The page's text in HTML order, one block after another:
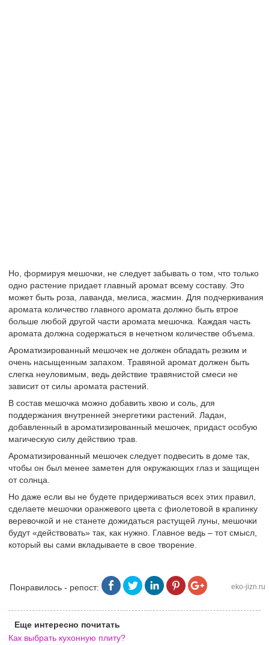
Но, формируя мешочки, не следует забывать о том, что только
одно растение придает главный аромат всему составу. Это
может быть роза, лаванда, мелиса, жасмин. Для подчеркивания
аромата количество главного аромата должно быть втрое
больше любой другой части аромата мешочка. Каждая часть
аромата должна содержаться в нечетном количестве объема.
Ароматизированный мешочек не должен обладать резким и
очень насыщенным запахом. Травяной аромат должен быть
слегка неуловимым, ведь действие травянистой смеси не
зависит от силы аромата растений.
В состав мешочка можно добавить хвою и соль, для
поддержания внутренней энергетики растений. Ладан,
добавленный в ароматизированный мешочек, придаст особую
магическую силу действию трав.
Ароматизированный мешочек следует подвесить в доме так,
чтобы он был менее заметен для окружающих глаз и защищен
от солнца.
Но даже если вы не будете придерживаться всех этих правил,
сделаете мешочки оранжевого цвета с фиолетовой в крапинку
веревочкой и не станете дожидаться растущей луны, мешочки
будут «действовать» так, как нужно. Главное ведь – тот смысл,
который вы сами вкладываете в свое творение.
Понравилось - репост: eko-jizn.ru
Еще интересно почитать
Как выбрать кухонную плиту?